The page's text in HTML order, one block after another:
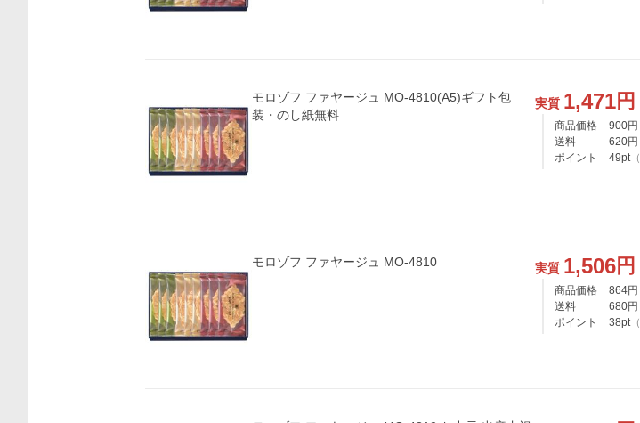
モロゾフ ファヤージュ MO-4810(A5)ギフト包
装・のし紙無料
実質 1,471円
商品価格 900円
送料
620円
ポイント
49pt（
モロゾフ ファヤージュ MO-4810 実質 1,506円
商品価格 864円
送料
680円
ポイント
38pt（